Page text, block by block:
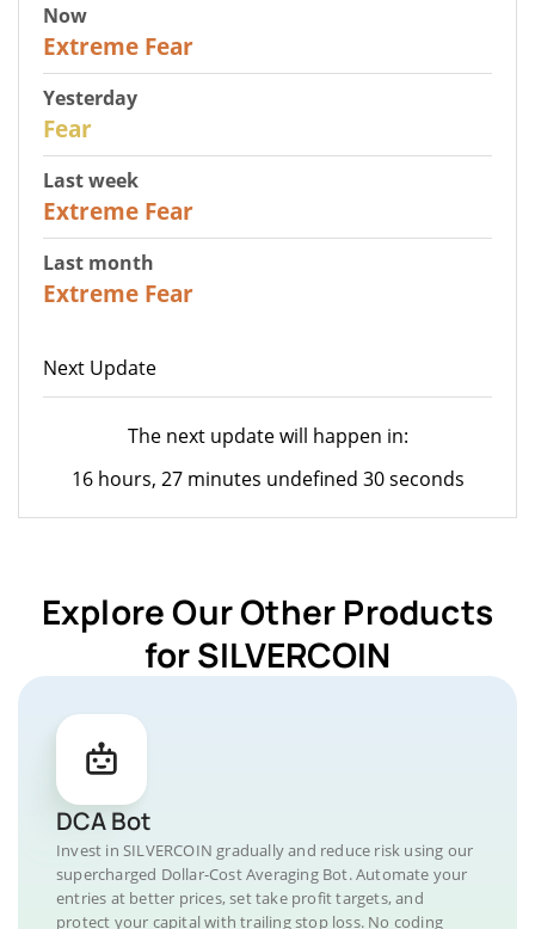
Now
Extreme Fear
Yesterday
Fear
Last week
Extreme Fear
Last month
Extreme Fear
Next Update
The next update will happen in:
16 hours, 27 minutes undefined 30 seconds
Explore Our Other Products
for SILVERCOIN
DCA Bot
Invest in SILVERCOIN gradually and reduce risk using our
supercharged Dollar-Cost Averaging Bot. Automate your
entries at better prices, set take profit targets, and
protect your capital with trailing stop loss. No coding